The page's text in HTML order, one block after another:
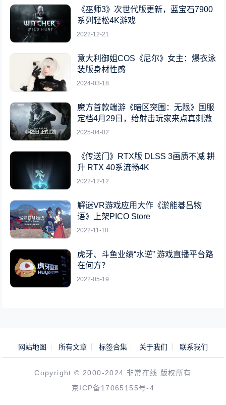
《巫师3》次世代版更新，蓝宝石7900
系列轻松4K游戏
2022-12-21
意大利御姐COS《尼尔》女主：爆衣泳
装版身材性感
2024-03-18
魔方首款端游《暗区突围：无限》国服
定档4月29日，给射击玩家来点真刺激
2025-04-02
《传送门》RTX版 DLSS 3画质不减 耕
升 RTX 40系流畅4K
2022-12-12
解谜VR游戏应用大作《淤能碁吕物
语》上架PICO Store
2022-11-10
虎牙、斗鱼业绩“水逆” 游戏直播平台路
在何方？
2022-05-19
网站地图 所有文章 标签合集 关于我们 联系我们
Copyright © 2000-2024 非常在线 版权所有
京ICP备17065155号-4